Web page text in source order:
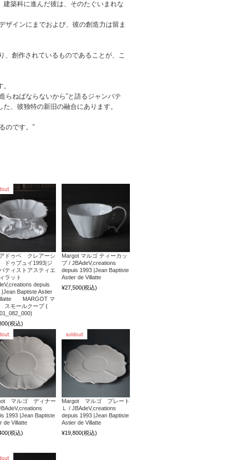
築科に進んだ彼は、そのたぐいまれな
ザインにまでおよび、彼の創造力は留ま
、創作されているものであることが、こ
らねばならないから”と語るジャンバテ
、彼独特の新旧の融合にあります。
のです。”
ドゥベ クレアーシ
ドゥプュイ1993|ジ
ティストアスティエ
ラット
depuis
|Jean Baptiste Astier
MARGOT マ
スモールクープ (
(税込)
Margot マルゴ ティーカッ
プ / JBAdeV,creations
depuis 1993 |Jean Baptiste
Astier de Villatte
¥27,500(税込)
マルゴ ディナー
1993 |Jean Baptiste
de Villatte
(税込)
Margot マルゴ プレート
Ｌ / JBAdeV,creations
depuis 1993 |Jean Baptiste
Astier de Villatte
¥19,800(税込)